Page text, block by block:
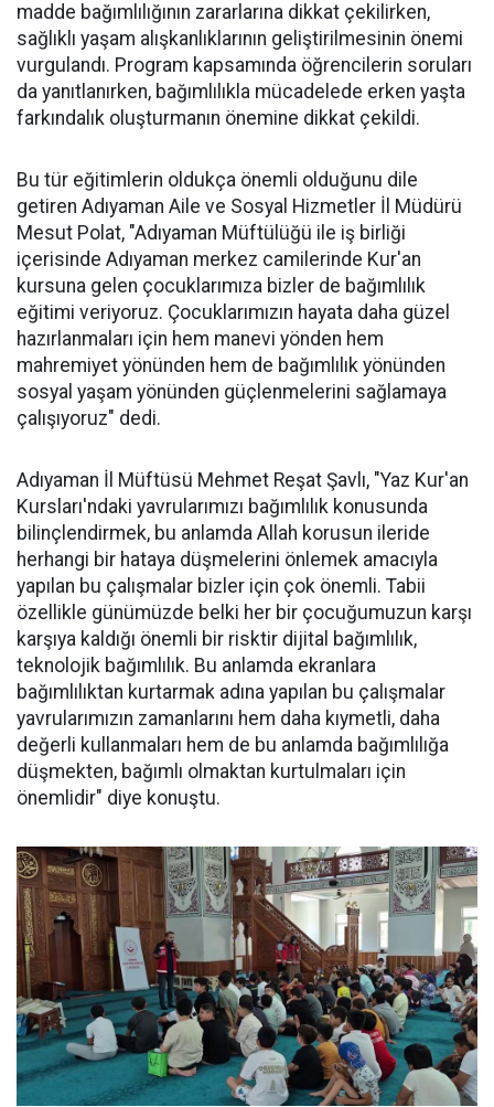
madde bağımlılığının zararlarına dikkat çekilirken,
sağlıklı yaşam alışkanlıklarının geliştirilmesinin önemi
vurgulandı. Program kapsamında öğrencilerin soruları
da yanıtlanırken, bağımlılıkla mücadelede erken yaşta
farkındalık oluşturmanın önemine dikkat çekildi.
Bu tür eğitimlerin oldukça önemli olduğunu dile
getiren Adıyaman Aile ve Sosyal Hizmetler İl Müdürü
Mesut Polat, "Adıyaman Müftülüğü ile iş birliği
içerisinde Adıyaman merkez camilerinde Kur'an
kursuna gelen çocuklarımıza bizler de bağımlılık
eğitimi veriyoruz. Çocuklarımızın hayata daha güzel
hazırlanmaları için hem manevi yönden hem
mahremiyet yönünden hem de bağımlılık yönünden
sosyal yaşam yönünden güçlenmelerini sağlamaya
çalışıyoruz" dedi.
Adıyaman İl Müftüsü Mehmet Reşat Şavlı, "Yaz Kur'an
Kursları'ndaki yavrularımızı bağımlılık konusunda
bilinçlendirmek, bu anlamda Allah korusun ileride
herhangi bir hataya düşmelerini önlemek amacıyla
yapılan bu çalışmalar bizler için çok önemli. Tabii
özellikle günümüzde belki her bir çocuğumuzun karşı
karşıya kaldığı önemli bir risktir dijital bağımlılık,
teknolojik bağımlılık. Bu anlamda ekranlara
bağımlılıktan kurtarmak adına yapılan bu çalışmalar
yavrularımızın zamanlarını hem daha kıymetli, daha
değerli kullanmaları hem de bu anlamda bağımlılığa
düşmekten, bağımlı olmaktan kurtulmaları için
önemlidir" diye konuştu.